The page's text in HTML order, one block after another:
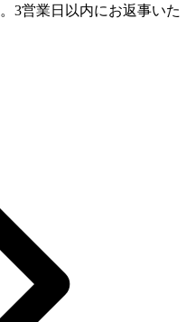
3営業日以内にお返事いた